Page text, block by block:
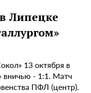
Липецке
13 октября в
вничью - 1:1. Матч
ПФЛ (центр).